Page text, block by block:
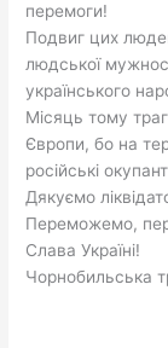
перемоги!
Подвиг цих
людської
українського
Місяць тому
Європи, бо на
російські
Дякуємо
Переможемо,
Слава Україні!
Чорнобильська